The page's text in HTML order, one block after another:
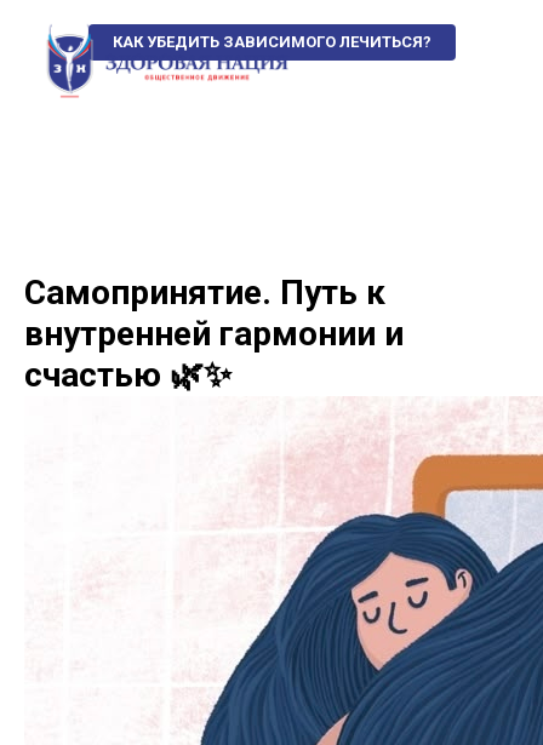
КАК УБЕДИТЬ ЗАВИСИМОГО ЛЕЧИТЬСЯ?
Самопринятие. Путь к
внутренней гармонии и
счастью 🌿✨